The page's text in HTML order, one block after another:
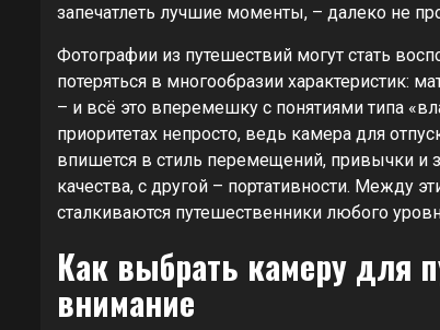
запечатлеть лучшие моменты, – далеко не
Фотографии из путешествий могут стать
потеряться в многообразии характеристик:
– и всё это вперемешку с понятиями типа
приоритетах непросто, ведь камера для
впишется в стиль перемещений, привычки и
качества, с другой – портативности. Между
сталкиваются путешественники любого
Как выбрать камеру для
внимание